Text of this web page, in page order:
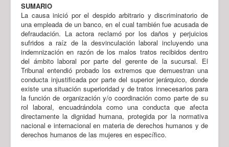
SUMARIO
La causa inició por el despido arbitrario y discriminatorio de
una empleada de un banco, en el cual también fue acusada de
defraudación. La actora reclamó por los daños y perjuicios
sufridos a raíz de la desvinculación laboral incluyendo una
indemnización en razón de los malos tratos recibidos dentro
del ámbito laboral por parte del gerente de la sucursal. El
Tribunal entendió probado los extremos que demuestran una
conducta injustificada por parte del superior jerárquico, donde
existe una situación superioridad y de tratos innecesarios para
la función de organización y/o coordinación como parte de su
rol laboral, encuadrándola como una conducta que afecta
directamente la dignidad humana, protegida por la normativa
nacional e internacional en materia de derechos humanos y de
derechos humanos de las mujeres en específico.